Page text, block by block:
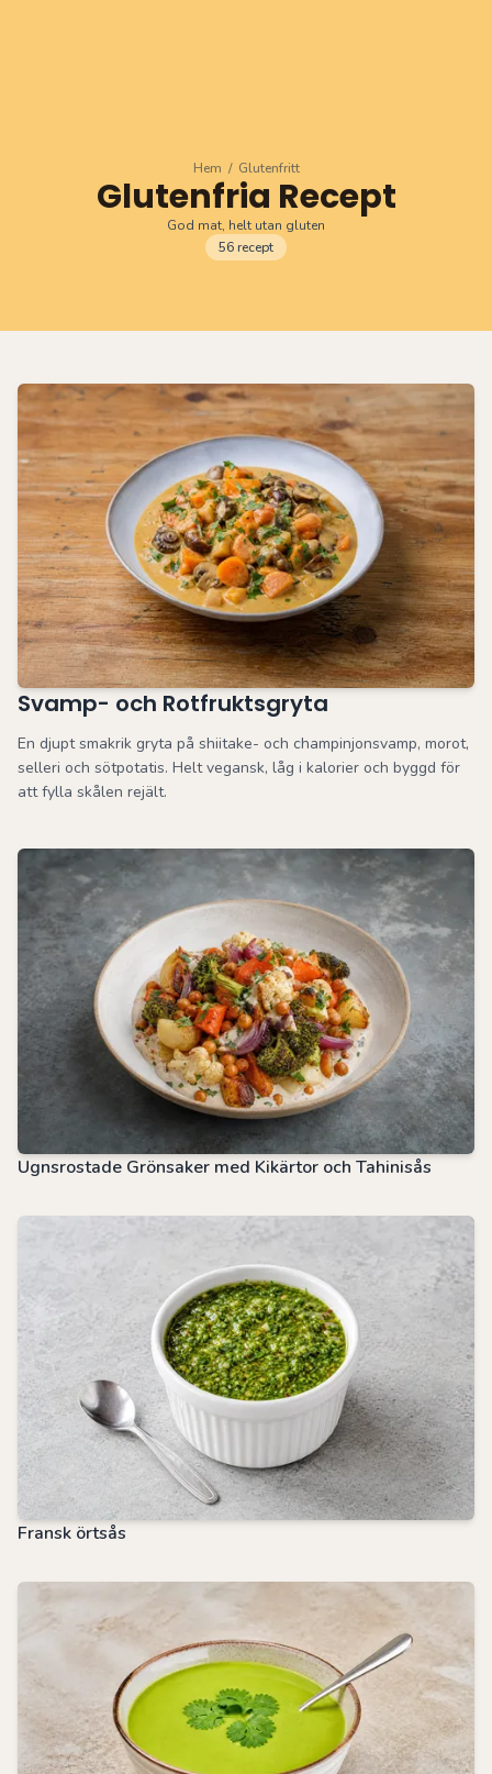
Hem / Glutenfritt
Glutenfria Recept
God mat, helt utan gluten
56recept
Svamp- och Rotfruktsgryta
En djupt smakrik gryta på shiitake- och champinjonsvamp, morot,
selleri och sötpotatis. Helt vegansk, låg i kalorier och byggd för
att fylla skålen rejält.
Ugnsrostade Grönsaker med Kikärtor och Tahinisås
Fransk örtsås